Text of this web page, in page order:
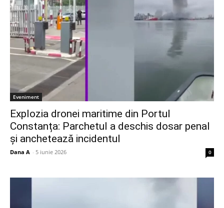
Eveniment
Explozia dronei maritime din Portul
Constanța: Parchetul a deschis dosar penal
și anchetează incidentul
Dana A - 5 iunie 2026 0